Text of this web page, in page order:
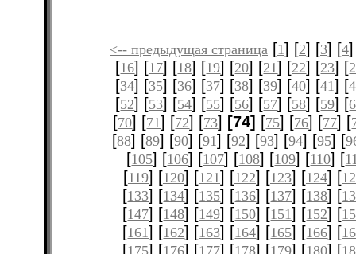
<-- предыдущая страница [1] [2] [3] [4
[16] [17] [18] [19] [20] [21] [22] [23] [
[34] [35] [36] [37] [38] [39] [40] [41] [
[52] [53] [54] [55] [56] [57] [58] [59] [
[70] [71] [72] [73] [74] [75] [76] [77] [
[88] [89] [90] [91] [92] [93] [94] [95] [
[105] [106] [107] [108] [109] [110] [
[119] [120] [121] [122] [123] [124] [
[133] [134] [135] [136] [137] [138] [
[147] [148] [149] [150] [151] [152] [
[161] [162] [163] [164] [165] [166] [
[175] [176] [177] [178] [179] [180] [